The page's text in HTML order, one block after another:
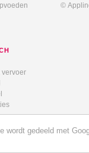
gedeeld met
©
vervoer